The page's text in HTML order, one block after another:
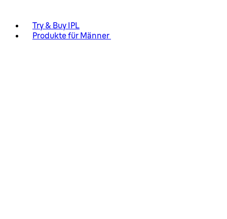
Try & Buy IPL
Produkte für Männer